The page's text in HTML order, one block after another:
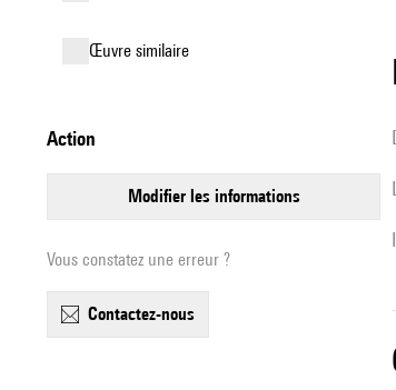
œuvre similaire
action
modifier les informations
Vous constatez une erreur ?
contactez-nous